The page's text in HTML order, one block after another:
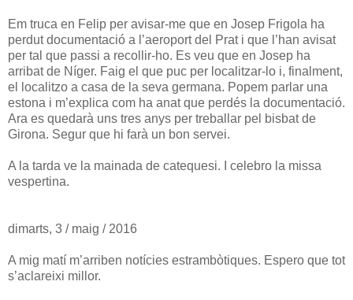
Em truca en Felip per avisar-me que en Josep Frigola ha
perdut documentació a l’aeroport del Prat i que l’han avisat
per tal que passi a recollir-ho. Es veu que en Josep ha
arribat de Níger. Faig el que puc per localitzar-lo i, finalment,
el localitzo a casa de la seva germana. Popem parlar una
estona i m’explica com ha anat que perdés la documentació.
Ara es quedarà uns tres anys per treballar pel bisbat de
Girona. Segur que hi farà un bon servei.
A la tarda ve la mainada de catequesi. I celebro la missa
vespertina.
dimarts, 3 / maig / 2016
A mig matí m’arriben notícies estrambòtiques. Espero que tot
s’aclareixi millor.